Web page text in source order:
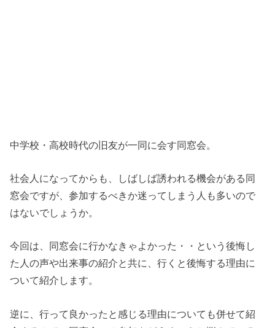
中学校・高校時代の旧友が一同に会す同窓会。
社会人になってからも、しばしば誘われる機会がある同
窓会ですが、参加するべきか迷ってしまう人も多いので
はないでしょうか。
今回は、同窓会に行かなきゃよかった・・という後悔し
た人の声や出来事の紹介と共に、行くと後悔する理由に
ついて紹介します。
逆に、行って良かったと感じる理由についても併せて紹